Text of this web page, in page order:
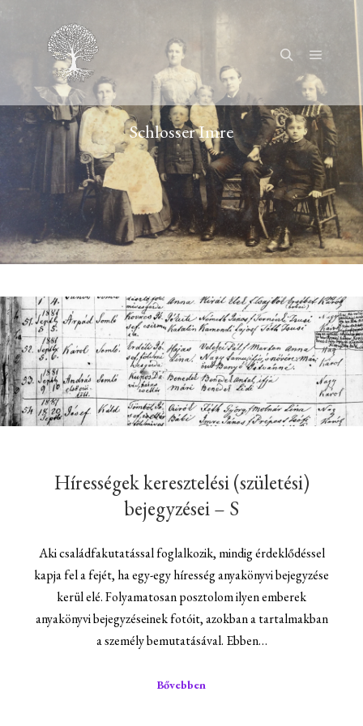
KeresésFőmenü
Schlosser Imre
Hírességek keresztelési (születési)
bejegyzései – S
Aki családfakutatással foglalkozik, mindig érdeklődéssel
kapja fel a fejét, ha egy-egy híresség anyakönyvi bejegyzése
kerül elé. Folyamatosan posztolom ilyen emberek
anyakönyvi bejegyzéseinek fotóit, azokban a tartalmakban
a személy bemutatásával. Ebben…
Bővebben